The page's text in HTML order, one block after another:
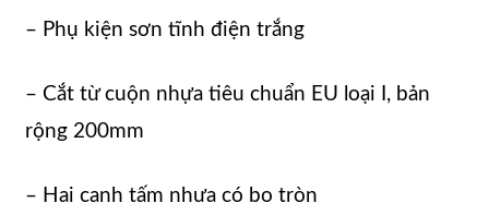
– Phụ kiện sơn tĩnh điện trắng
– Cắt từ cuộn nhựa tiêu chuẩn EU loại I, bản
rộng 200mm
– Hai cạnh tấm nhựa có bo tròn